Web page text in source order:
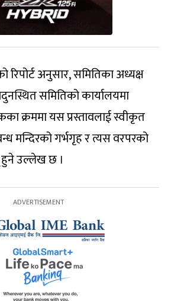
रिपोर्ट अनुसार, समितिका अध्यक्ष
समितिको कार्यालयमा
क्रममा यस प्रस्तावलाई स्वीकृत
मन्दिरको गर्भगृह र त्यस वरपरको
हुने उल्लेख छ ।